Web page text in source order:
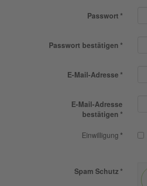
Passwort *
Passwort bestätigen *
E-Mail-Adresse *
E-Mail-Adresse
bestätigen *
Einwilligung *
Spam Schutz *